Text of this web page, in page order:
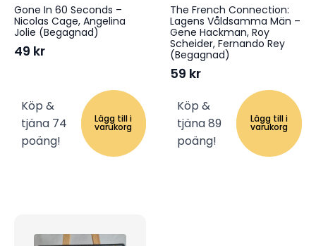
Gone In 60 Seconds –
Nicolas Cage, Angelina
Jolie (Begagnad)
49 kr
Köp &
tjäna 74
poäng!
Lägg till i
varukorg
The French Connection:
Lagens Våldsamma Män –
Gene Hackman, Roy
Scheider, Fernando Rey
(Begagnad)
59 kr
Köp &
tjäna 89
poäng!
Lägg till i
varukorg